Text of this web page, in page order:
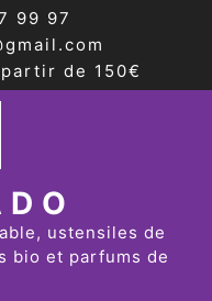
99 97
de 150€
ustensiles de
bio et parfums de